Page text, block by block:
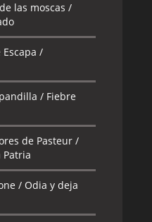
las moscas /
Escapa /
/ Fiebre
de Pasteur /
Patria
/ Odia y deja